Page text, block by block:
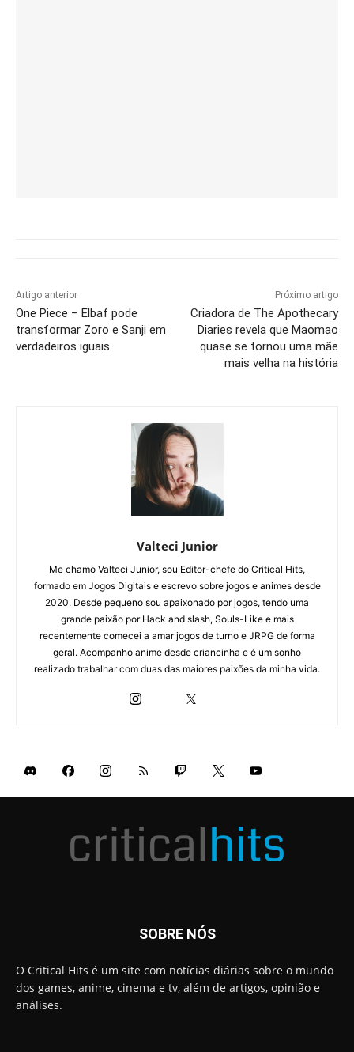
Artigo anterior
One Piece – Elbaf pode
transformar Zoro e Sanji em
verdadeiros iguais
Próximo artigo
Criadora de The Apothecary
Diaries revela que Maomao
quase se tornou uma mãe
mais velha na história
Valteci Junior
Me chamo Valteci Junior, sou Editor-chefe do Critical Hits,
formado em Jogos Digitais e escrevo sobre jogos e animes desde
2020. Desde pequeno sou apaixonado por jogos, tendo uma
grande paixão por Hack and slash, Souls-Like e mais
recentemente comecei a amar jogos de turno e JRPG de forma
geral. Acompanho anime desde criancinha e é um sonho
realizado trabalhar com duas das maiores paixões da minha vida.
SOBRE NÓS
O Critical Hits é um site com notícias diárias sobre o mundo
dos games, anime, cinema e tv, além de artigos, opinião e
análises.